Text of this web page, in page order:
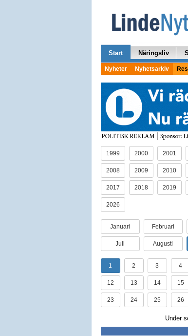
Start Näringsliv
Nyheter Nyhetsarkiv
1999 2000 2001
2008 2009 2010
2017 2018 2019
2026
Januari Februari
Juli Augusti
1 2 3 4
12 13 14 15
23 24 25 26
Under